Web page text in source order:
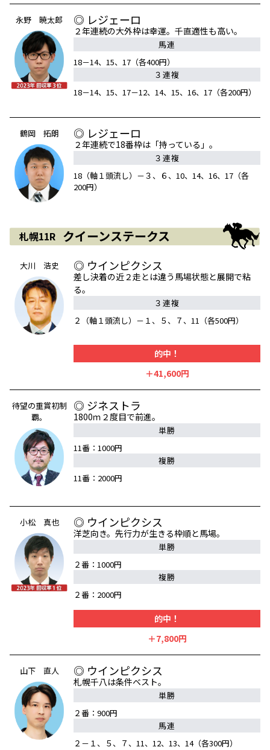
永野 暁太郎 ◎ レジェーロ
２年連続の大外枠は幸運。千直適性も高い。
馬連
18－14、15、17（各400円）
３連複
18－14、15、17－12、14、15、16、17（各200円）
鶴岡 拓朗 ◎ レジェーロ
２年連続で18番枠は「持っている」。
３連複
18（軸１頭流し）－３、６、10、14、16、17（各
200円）
札幌11R クイーンステークス
大川 浩史 ◎ ウインピクシス
差し決着の近２走とは違う馬場状態と展開で粘
る。
３連複
２（軸１頭流し）－１、５、７、11（各500円）
的中！
＋41,600円
待望の重賞初制
覇。
◎ ジネストラ
1800ｍ２度目で前進。
単勝
11番：1000円
複勝
11番：2000円
小松 真也 ◎ ウインピクシス
洋芝向き。先行力が生きる枠順と馬場。
単勝
２番：1000円
複勝
２番：2000円
的中！
＋7,800円
山下 直人 ◎ ウインピクシス
札幌千八は条件ベスト。
単勝
２番：900円
馬連
２－１、５、７、11、12、13、14（各300円）